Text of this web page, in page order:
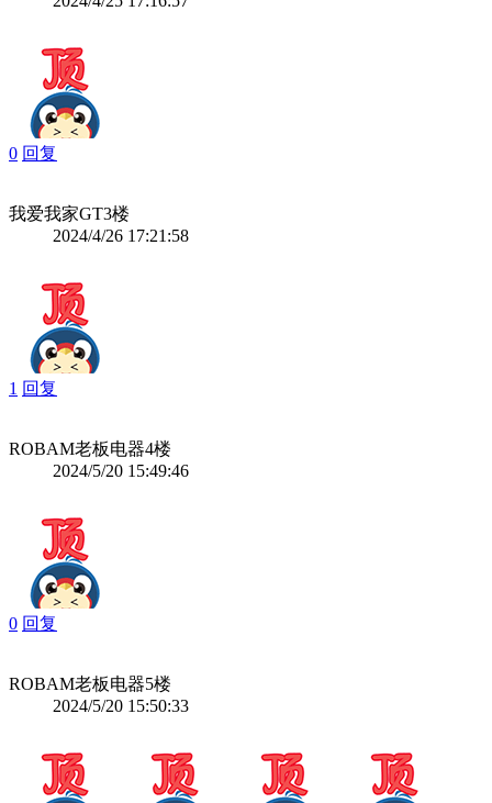
0 回复
我爱我家GT3楼
2024/4/26 17:21:58
1 回复
ROBAM老板电器4楼
2024/5/20 15:49:46
0 回复
ROBAM老板电器5楼
2024/5/20 15:50:33